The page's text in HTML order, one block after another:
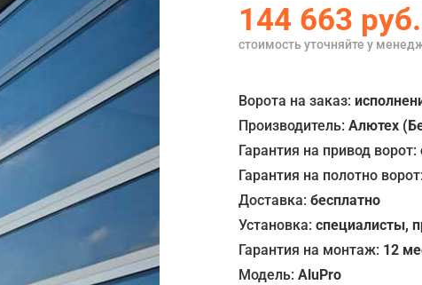
144 663 руб.
стоимость уточняйте у
Ворота на заказ:
Производитель:Алютех
Гарантия на привод ворот:
Гарантия на полотно ворот:
Доставка:бесплатно
Установка:специалисты,
Гарантия на монтаж: 12
Модель:AluPro